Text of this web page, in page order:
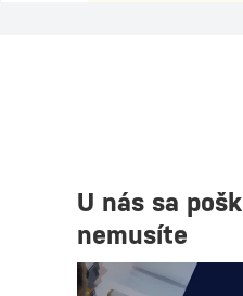
U nás sa
nemusíte